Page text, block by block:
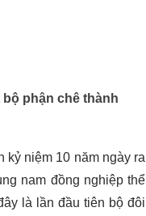
phận chê thành
niệm 10 năm ngày ra
nam đồng nghiệp thể
là lần đầu tiên bộ đôi